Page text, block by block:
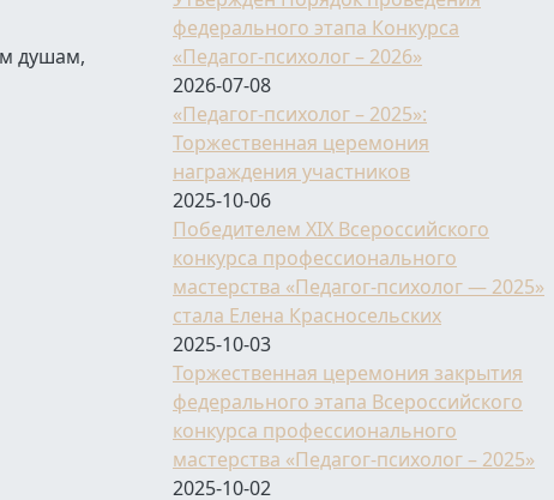
душам,
федерального этапа Конкурса
«Педагог-психолог – 2026»
2026-07-08
«Педагог-психолог – 2025»:
Торжественная церемония
награждения участников
2025-10-06
Победителем XIX Всероссийского
конкурса профессионального
мастерства «Педагог-психолог — 2025»
стала Елена Красносельских
2025-10-03
Торжественная церемония закрытия
федерального этапа Всероссийского
конкурса профессионального
мастерства «Педагог-психолог – 2025»
2025-10-02